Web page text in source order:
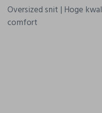
Oversized snit | Hoge
comfort